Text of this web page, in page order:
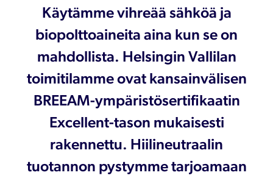
Käytämme vihreää sähköä ja
biopolttoaineita aina kun se on
mahdollista. Helsingin Vallilan
toimitilamme ovat kansainvälisen
BREEAM-ympäristösertifikaatin
Excellent-tason mukaisesti
rakennettu. Hiilineutraalin
tuotannon pystymme tarjoamaan